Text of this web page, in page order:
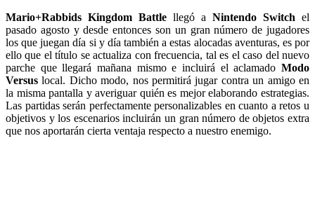
Mario+Rabbids Kingdom Battle llegó a Nintendo Switch el
pasado agosto y desde entonces son un gran número de jugadores
los que juegan día si y día también a estas alocadas aventuras, es por
ello que el título se actualiza con frecuencia, tal es el caso del nuevo
parche que llegará mañana mismo e incluirá el aclamado Modo
Versus local. Dicho modo, nos permitirá jugar contra un amigo en
la misma pantalla y averiguar quién es mejor elaborando estrategias.
Las partidas serán perfectamente personalizables en cuanto a retos u
objetivos y los escenarios incluirán un gran número de objetos extra
que nos aportarán cierta ventaja respecto a nuestro enemigo.